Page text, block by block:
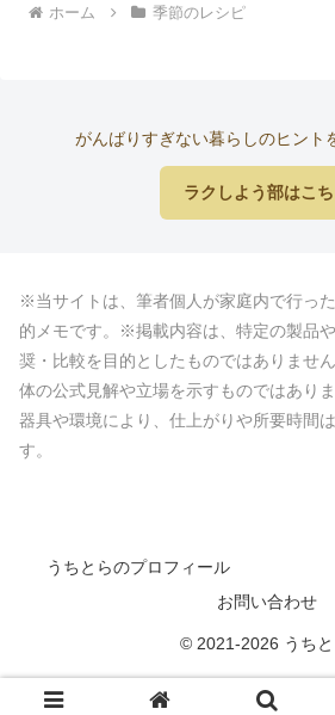
ホーム 季節のレシピ
がんばりすぎない暮らしのヒント
ラクしよう部はこ
※当サイトは、筆者個人が家庭内で行っ
的メモです。※掲載内容は、特定の製品
奨・比較を目的としたものではありませ
体の公式見解や立場を示すものではあり
器具や環境により、仕上がりや所要時間
す。
うちとらのプロフィール
お問い合わせ
© 2021-2026 うちと